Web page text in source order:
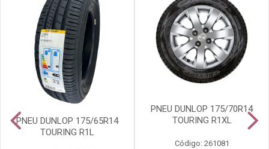
PNEU DUNLOP 175/65R14
TOURING R1L
PNEU DUNLOP 175/70R14
TOURING R1XL
Código: 261081